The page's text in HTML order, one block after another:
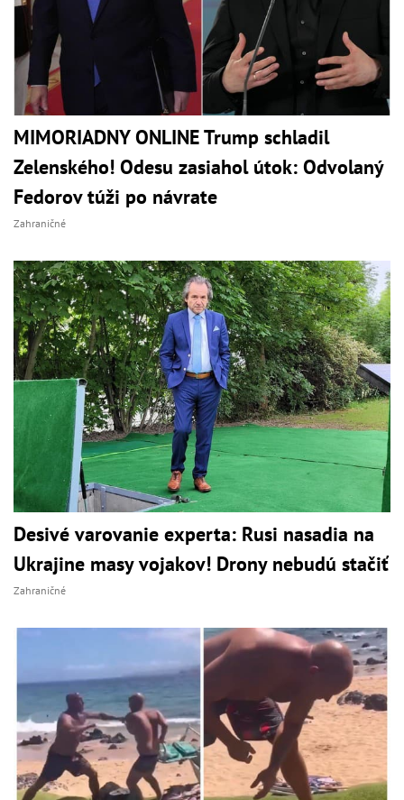
MIMORIADNY ONLINE Trump schladil
Zelenského! Odesu zasiahol útok: Odvolaný
Fedorov túži po návrate
Zahraničné
Desivé varovanie experta: Rusi nasadia na
Ukrajine masy vojakov! Drony nebudú stačiť
Zahraničné